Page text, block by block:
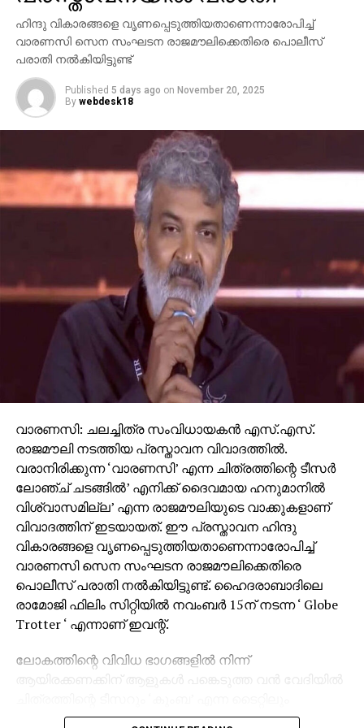
ഹിന്ദു വികാരങ്ങളെ വൃണപ്പെടുത്തിയതാണെന്നാരോപിച്ച്
വാരണസി സെന സംഘടന രാജമൗലിക്കെതിരെ പൊലീസ്
പരാതി നല്‍കിയിട്ടുണ്ട്
Published 5 days ago on November 20, 2025
By webdesk18
വാരണസി: ചലച്ചിത്ര സംവിധായകന്‍ എസ്.എസ്.
രാജമൗലി നടത്തിയ പ്രസ്താവന വിവാദത്തില്‍.
വരാനിരിക്കുന്ന ‘വാരണസി’ എന്ന ചിത്രത്തിന്റെ ടീസര്‍
ലോഞ്ച് ചടങ്ങില്‍’ എനിക്ക് ദൈവമായ ഹനുമാനില്‍
വിശ്വാസമില്ല’ എന്ന രാജമൗലിയുടെ വാക്കുകളാണ്
വിവാദത്തിന് ഇടയായത്. ഈ പ്രസ്താവന ഹിന്ദു
വികാരങ്ങളെ വൃണപ്പെടുത്തിയതാണെന്നാരോപിച്ച്
വാരണസി സെന സംഘടന രാജമൗലിക്കെതിരെ
പൊലീസ് പരാതി നല്‍കിയിട്ടുണ്ട്. ഹൈദരാബാദിലെ
രാമോജി ഫിലിം സിറ്റിയില്‍ നവംബര്‍ 15ന് നടന്ന ‘ Globe
Trotter ‘ എന്നാണ് ഇവന്റ്.
ലോകത്തിന്റെ വിവിധ ഭാഗങ്ങളില്‍ നിന്ന്
ആയിരക്കണക്കിന് ആളുകള്‍ പങ്കെടുത്ത വന്‍ വേദിയില്‍
പുറത്തിറക്കിയിരുന്നു. സാങ്കേതിക പ്രശ്‌നങ്ങള്‍ നേരിട്ട